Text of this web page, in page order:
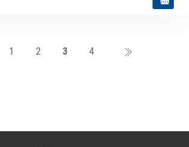
1 2 3
4